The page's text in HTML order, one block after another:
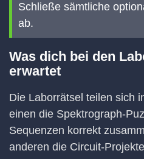
Schließe sämtliche
ab.
Was dich bei den
erwartet
Die Laborrätsel teilen sich
einen die Spektrograph-
Sequenzen korrekt
anderen die Circuit-